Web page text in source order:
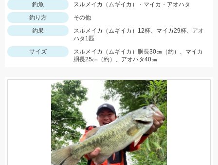
釣魚
スルメイカ（ムギイカ）・マイカ・アオハタ
釣り方
その他
釣果
スルメイカ（ムギイカ）12杯、マイカ29杯、アオ
ハタ1匹
サイズ
スルメイカ（ムギイカ）胴長30㎝（約）、マイカ
胴長25㎝（約）、アオハタ40㎝